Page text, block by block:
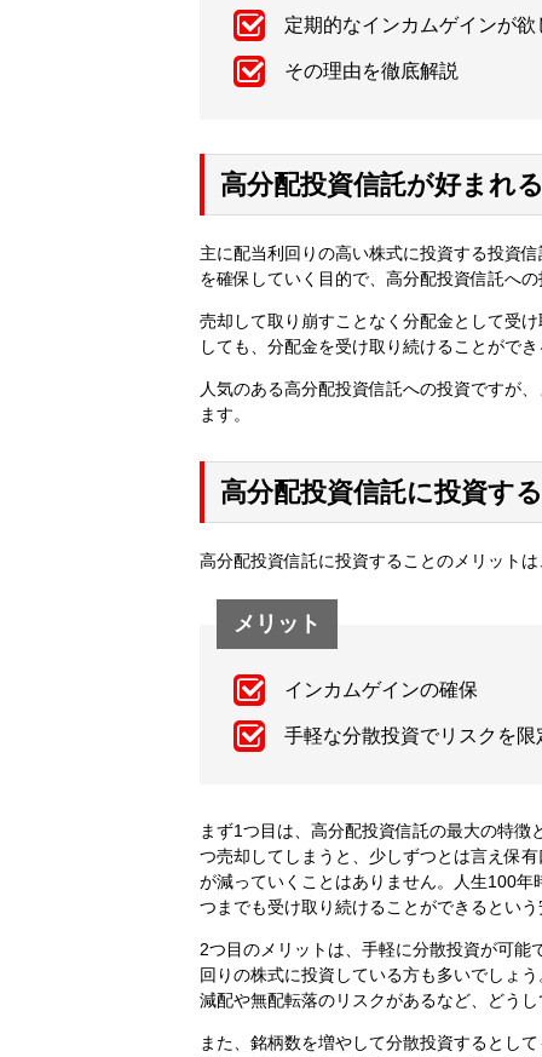
定期的なインカムゲインが
その理由を徹底解説
高分配投資信託が好まれ
主に配当利回りの高い株式に投資する投資
を確保していく目的で、高分配投資信託へ
売却して取り崩すことなく分配金として受
しても、分配金を受け取り続けることがで
人気のある高分配投資信託への投資ですが
ます。
高分配投資信託に投資す
高分配投資信託に投資することのメリット
メリット
インカムゲインの確保
手軽な分散投資でリスクを限
まず1つ目は、高分配投資信託の最大の特
つ売却してしまうと、少しずつとは言え保
が減っていくことはありません。人生100
つまでも受け取り続けることができるとい
2つ目のメリットは、手軽に分散投資が可
回りの株式に投資している方も多いでしょ
減配や無配転落のリスクがあるなど、どう
また、銘柄数を増やして分散投資するとし